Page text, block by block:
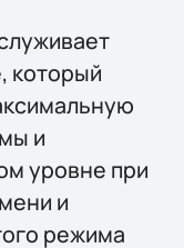
который
и
уровне при
и
режима